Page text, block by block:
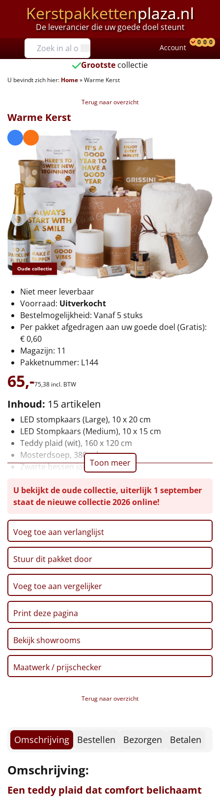
Kerstpakkettenplaza.nl
De leverancier die uw goede doel steunt
Prijzen
Tot €25
€25 tot €35
€40 tot €45
€45 tot €50
€50 tot €55
€55 tot €75
€75 tot €100
€100 en hoger
Alle kerstpakketten 2026
Thema
Origineel
Rituals
Luxe
Mannen
Vrouwen
Duurzaam
Leuke
Uniek
Alle thema's
Artikel
Hitster NIEUW
Pizzarette
Tas
Wake up light
NIEUW
Borrelplank
Noodradio NIEUW
Alle artikelen
Account
0 0 0
Grootste collectie
U bevindt zich hier: Home»Warme Kerst
Terug naar overzicht
Oude collectie
Warme Kerst
Niet meer leverbaar
Voorraad: Uitverkocht
Bestelmogelijkheid: Vanaf 5 stuks
Per pakket afgedragen aan uw goede doel (Gratis):
€ 0,60
Magazijn: 11
Pakketnummer: L144
65,-75,38 incl. BTW
Inhoud: 15 artikelen
LED stompkaars (Large), 10 x 20 cm
LED Stompkaars (Medium), 10 x 15 cm
Teddy plaid (wit), 160 x 120 cm
Mosterdsoep, 380 ml
Zwarte bessen jam, 230 gr
Snack cookies, appel & kaneel, 100 gr
Ribbelchips, 90 gr
Geroosterde broodjes, 250 gr
Mini schuimblokjes, 100 gr
Grissini, 100 gr
Nougatreep Amaretti, 75 gr
Verpakt in feestelijke kerstdoos, 39 x 29 x 30 cm
Toon meer
U bekijkt de oude collectie, uiterlijk 1 september
staat de nieuwe collectie 2026 online!
Voeg toe aan verlanglijst
Stuur dit pakket door
Voeg toe aan vergelijker
Print deze pagina
Bekijk showrooms
Maatwerk / prijschecker
Terug naar overzicht
Omschrijving Bestellen Bezorgen Betalen
Omschrijving:
Een teddy plaid dat comfort belichaamt